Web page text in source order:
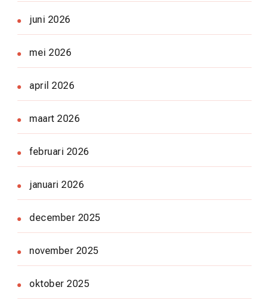
juni 2026
mei 2026
april 2026
maart 2026
februari 2026
januari 2026
december 2025
november 2025
oktober 2025